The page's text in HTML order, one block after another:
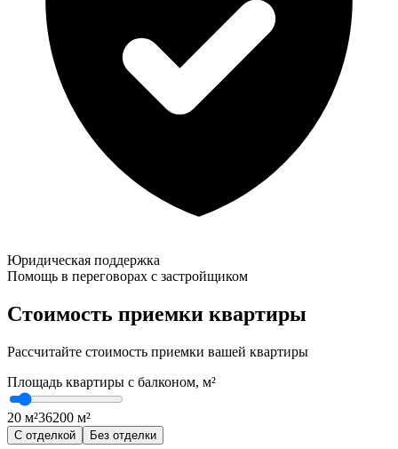
Юридическая поддержка
Помощь в переговорах с застройщиком
Стоимость приемки квартиры
Рассчитайте стоимость приемки вашей квартиры
Площадь квартиры с балконом, м²
20 м²36200 м²
С отделкой Без отделки